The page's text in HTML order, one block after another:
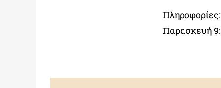
Παρασκευή